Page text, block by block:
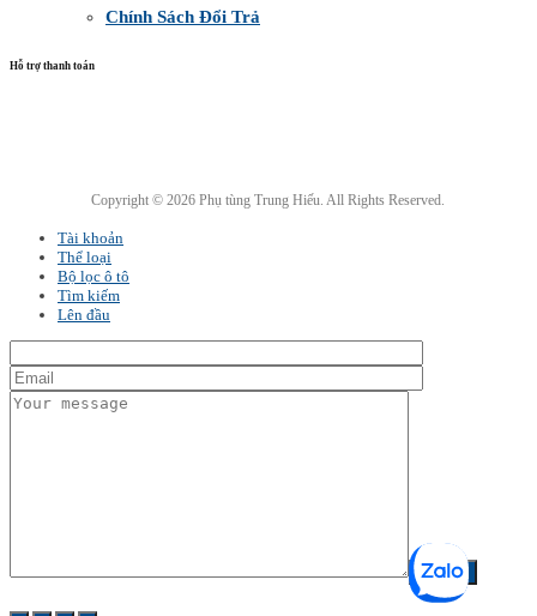
Chính Sách Đổi Trả
Hỗ trợ thanh toán
Copyright © 2026 Phụ tùng Trung Hiếu. All Rights Reserved.
Tài khoản
Thể loại
Bộ lọc ô tô
Tìm kiếm
Lên đầu